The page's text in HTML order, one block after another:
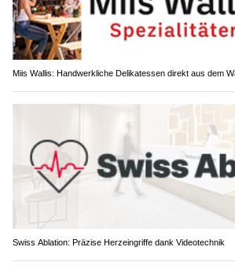
Miis Wallis: Handwerkliche Delikatessen direkt aus dem
Swiss Ablation: Präzise Herzeingriffe dank Videotechnik